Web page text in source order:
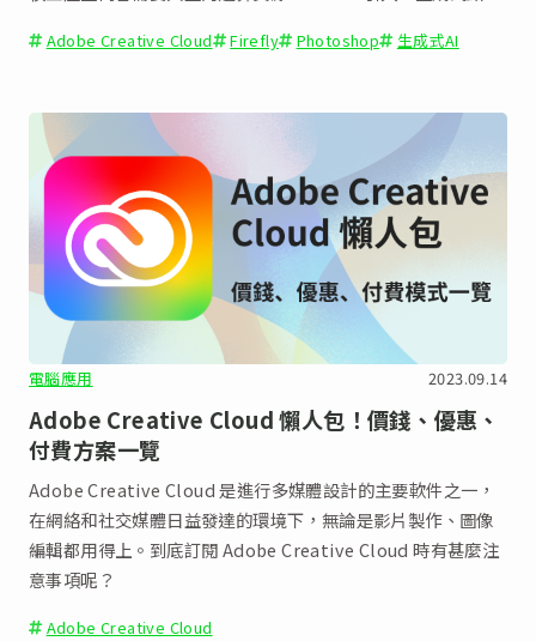
Adobe Creative Cloud Firefly Photoshop 生成式AI
電腦應用 2023.09.14
Adobe Creative Cloud 懶人包！價錢、優惠、
付費方案一覽
Adobe Creative Cloud 是進行多媒體設計的主要軟件之一，
在網絡和社交媒體日益發達的環境下，無論是影片製作、圖像
編輯都用得上。到底訂閱 Adobe Creative Cloud 時有甚麼注
意事項呢？
Adobe Creative Cloud